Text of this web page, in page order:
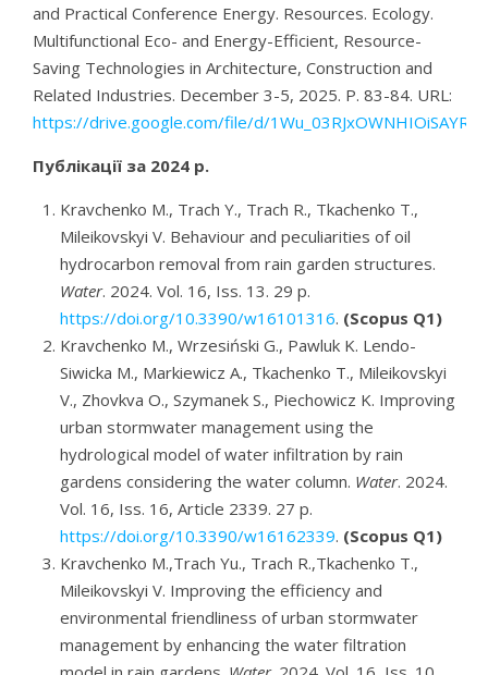
and Practical Conference Energy. Resources. Ecology.
Multifunctional Eco- and Energy-Efficient, Resource-
Saving Technologies in Architecture, Construction and
Related Industries. December 3-5, 2025. P. 83-84. URL:
https://drive.google.com/file/d/
Публікації за 2024 р.
Kravchenko M., Trach Y., Trach R., Tkachenko T.,
Mileikovskyi V. Behaviour and peculiarities of oil
hydrocarbon removal from rain garden structures.
Water. 2024. Vol. 16, Iss. 13. 29 p.
https://doi.org/10.3390/w16101316. (Scopus Q1)
Kravchenko М., Wrzesiński G., Pawluk K. Lendo-
Siwicka M., Markiewicz A., Tkachenko T., Mileikovskyi
V., Zhovkva O., Szymanek S., Piechowicz K. Improving
urban stormwater management using the
hydrological model of water infiltration by rain
gardens considering the water column. Water. 2024.
Vol. 16, Iss. 16, Article 2339. 27 p.
https://doi.org/10.3390/w16162339. (Scopus Q1)
Kravchenko M.,Trach Yu., Trach R.,Tkachenko T.,
Mileikovskyi V. Improving the efficiency and
environmental friendliness of urban stormwater
management by enhancing the water filtration